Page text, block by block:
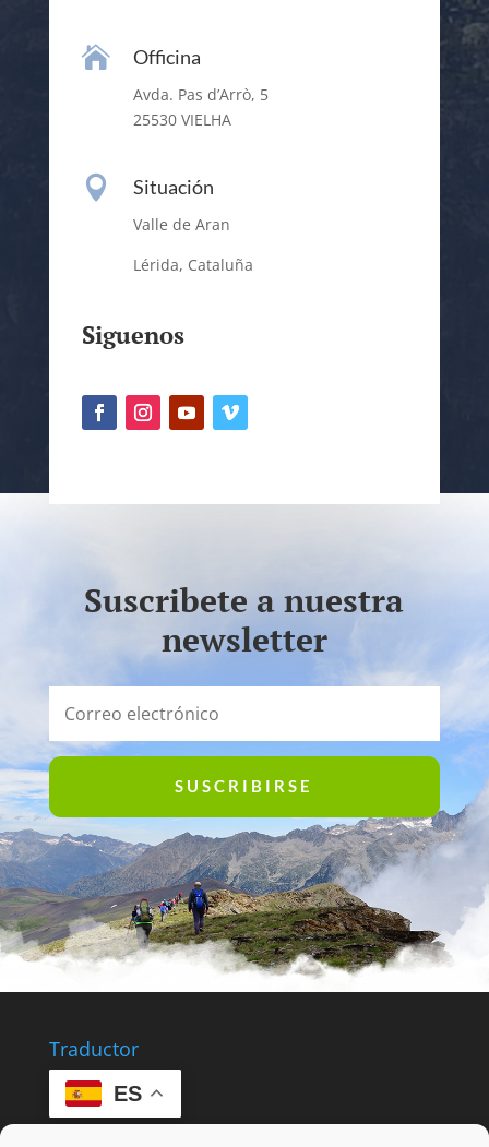
 Officina
Avda. Pas d’Arrò, 5
25530 VIELHA
 Situación
Valle de Aran
Lérida, Cataluña
Siguenos
Suscribete a nuestra
newsletter
SUSCRIBIRSE
Traductor
ES